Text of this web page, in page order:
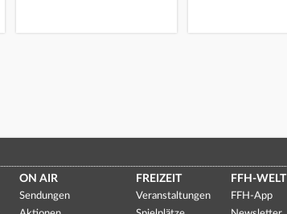
ON AIR
Sendungen
FREIZEIT
Veranstaltungen
FFH-WELT
FFH-App